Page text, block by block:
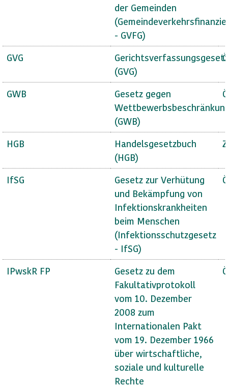
der Gemeinden
- GVFG)
GVG
Gerichtsverfassungsgesetz
(GVG)
GWB
Gesetz gegen
(GWB)
HGB
Handelsgesetzbuch
(HGB)
IfSG
Gesetz zur Verhütung
und Bekämpfung von
Infektionskrankheiten
beim Menschen
(Infektionsschutzgesetz
- IfSG)
IPwskR FP
Gesetz zu dem
Fakultativprotokoll
vom 10. Dezember
2008 zum
Internationalen Pakt
vom 19. Dezember 1966
über wirtschaftliche,
soziale und kulturelle
Rechte